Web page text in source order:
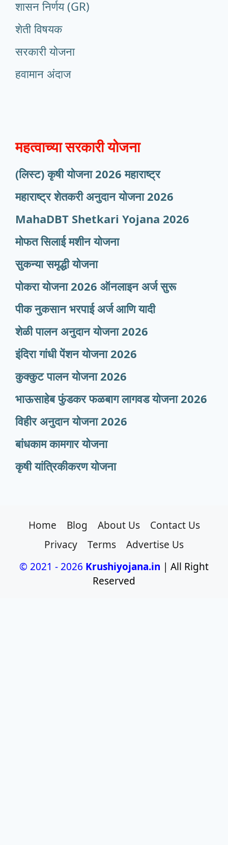
शासन निर्णय (GR)
शेती विषयक
सरकारी योजना
हवामान अंदाज
महत्वाच्या सरकारी योजना
(लिस्ट) कृषी योजना 2026 महाराष्ट्र
महाराष्ट्र शेतकरी अनुदान योजना 2026
MahaDBT Shetkari Yojana 2026
मोफत सिलाई मशीन योजना
सुकन्या समृद्धी योजना
पोकरा योजना 2026 ऑनलाइन अर्ज सुरू
पीक नुकसान भरपाई अर्ज आणि यादी
शेळी पालन अनुदान योजना 2026
इंदिरा गांधी पेंशन योजना 2026
कुक्कुट पालन योजना 2026
भाऊसाहेब फुंडकर फळबाग लागवड योजना 2026
विहीर अनुदान योजना 2026
बांधकाम कामगार योजना
कृषी यांत्रिकीकरण योजना
Home Blog About Us
Contact Us
Privacy
Terms
Advertise Us
© 2021 - 2026 Krushiyojana.in | All Right
Reserved